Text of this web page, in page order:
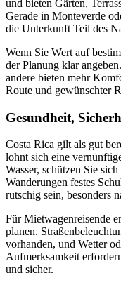
und bieten Gärten,
Gerade in Monteverde
die Unterkunft Teil des
Wenn Sie Wert auf
der Planung klar
andere bieten mehr
Route und gewünschter
Gesundheit,
Costa Rica gilt als gut
lohnt sich eine
Wasser, schützen Sie
Wanderungen festes
rutschig sein, besonders
Für Mietwagenreisende
planen.
vorhanden, und Wetter
Aufmerksamkeit
und sicher.